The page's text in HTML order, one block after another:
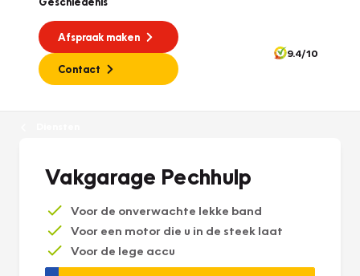
Afspraak maken
Contact
9.4/10
Vakgarage Pechhulp
Voor de onverwachte lekke band
Voor een motor die u in de steek laat
Voor de lege accu